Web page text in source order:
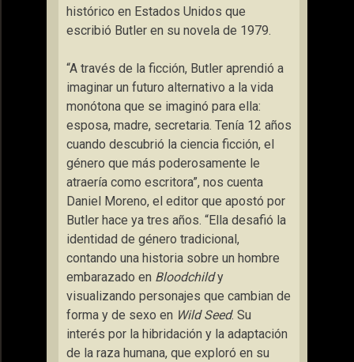
histórico en Estados Unidos que
escribió Butler en su novela de 1979.
“A través de la ficción, Butler aprendió a
imaginar un futuro alternativo a la vida
monótona que se imaginó para ella:
esposa, madre, secretaria. Tenía 12 años
cuando descubrió la ciencia ficción, el
género que más poderosamente le
atraería como escritora”, nos cuenta
Daniel Moreno, el editor que apostó por
Butler hace ya tres años. “Ella desafió la
identidad de género tradicional,
contando una historia sobre un hombre
embarazado en Bloodchildy
visualizando personajes que cambian de
forma y de sexo en Wild Seed. Su
interés por la hibridación y la adaptación
de la raza humana, que exploró en su